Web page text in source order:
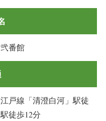
番館
戸線「清澄白河」駅徒
徒歩12分